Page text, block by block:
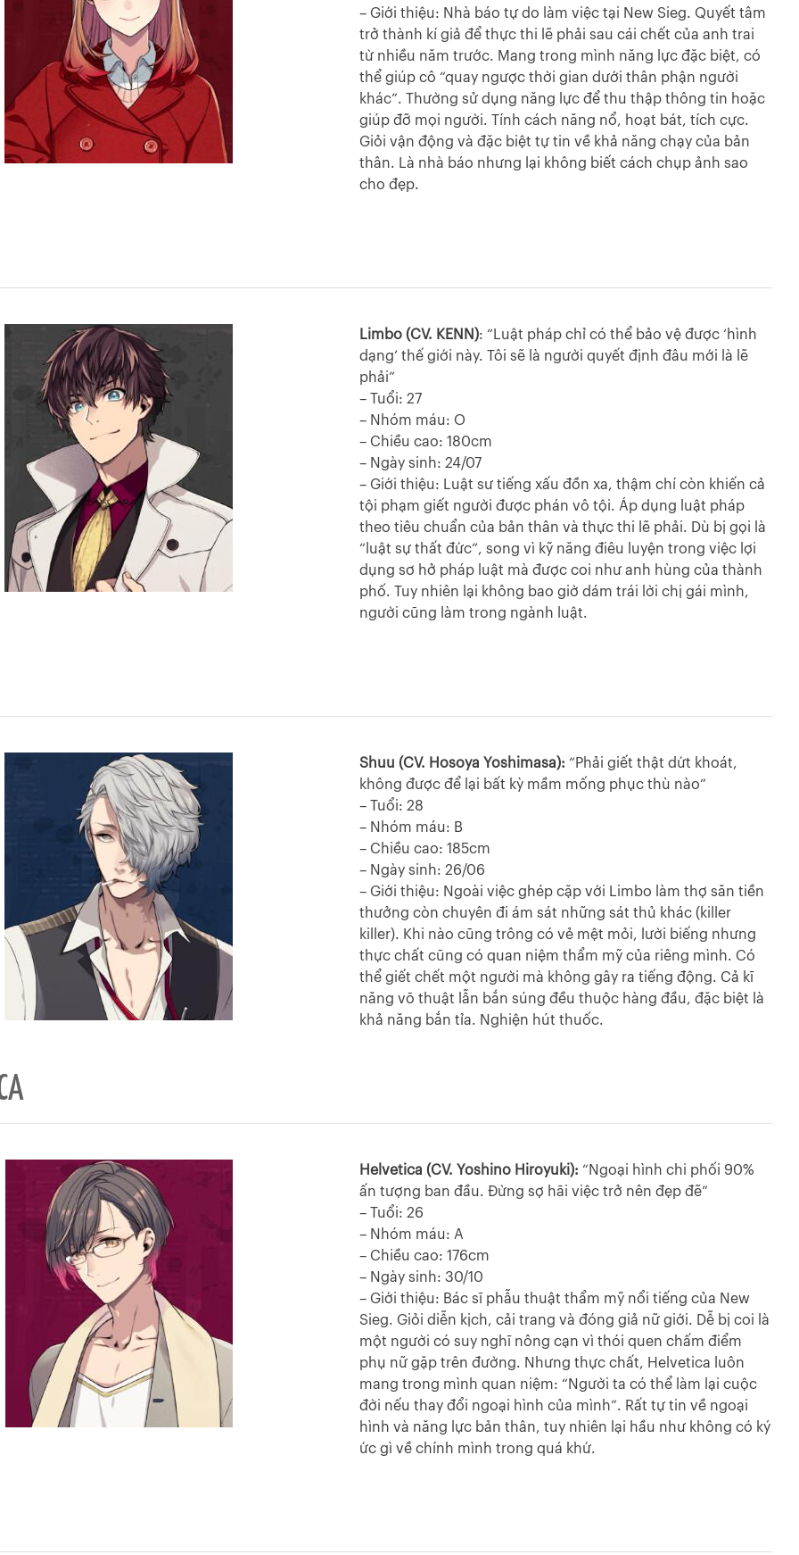
– Giới thiệu: Nhà báo tự do làm việc tại New Sieg. Quyết tâm
trở thành kí giả để thực thi lẽ phải sau cái chết của anh trai
từ nhiều năm trước. Mang trong mình năng lực đặc biệt, có
thể giúp cô “quay ngược thời gian dưới thân phận người
khác”. Thường sử dụng năng lực để thu thập thông tin hoặc
giúp đỡ mọi người. Tính cách năng nổ, hoạt bát, tích cực.
Giỏi vận động và đặc biệt tự tin về khả năng chạy của bản
thân. Là nhà báo nhưng lại không biết cách chụp ảnh sao
cho đẹp.
Limbo (CV. KENN): “Luật pháp chỉ có thể bảo vệ được ‘hình
dạng’ thế giới này. Tôi sẽ là người quyết định đâu mới là lẽ
phải”
– Tuổi: 27
– Nhóm máu: O
– Chiều cao: 180cm
– Ngày sinh: 24/07
– Giới thiệu: Luật sư tiếng xấu đồn xa, thậm chí còn khiến cả
tội phạm giết người được phán vô tội. Áp dụng luật pháp
theo tiêu chuẩn của bản thân và thực thi lẽ phải. Dù bị gọi là
“luật sự thất đức”, song vì kỹ năng điêu luyện trong việc lợi
dụng sơ hở pháp luật mà được coi như anh hùng của thành
phố. Tuy nhiên lại không bao giờ dám trái lời chị gái mình,
người cũng làm trong ngành luật.
Shuu (CV. Hosoya Yoshimasa): “Phải giết thật dứt khoát,
không được để lại bất kỳ mầm mống phục thù nào”
– Tuổi: 28
– Nhóm máu: B
– Chiều cao: 185cm
– Ngày sinh: 26/06
– Giới thiệu: Ngoài việc ghép cặp với Limbo làm thợ săn tiền
thưởng còn chuyên đi ám sát những sát thủ khác (killer
killer). Khi nào cũng trông có vẻ mệt mỏi, lười biếng nhưng
thực chất cũng có quan niệm thẩm mỹ của riêng mình. Có
thể giết chết một người mà không gây ra tiếng động. Cả kĩ
năng võ thuật lẫn bắn súng đều thuộc hàng đầu, đặc biệt là
khả năng bắn tỉa. Nghiện hút thuốc.
Helvetica (CV. Yoshino Hiroyuki): “Ngoại hình chi phối 90%
ấn tượng ban đầu. Đừng sợ hãi việc trở nên đẹp đẽ”
– Tuổi: 26
– Nhóm máu: A
– Chiều cao: 176cm
– Ngày sinh: 30/10
– Giới thiệu: Bác sĩ phẫu thuật thẩm mỹ nổi tiếng của New
Sieg. Giỏi diễn kịch, cải trang và đóng giả nữ giới. Dễ bị coi là
một người có suy nghĩ nông cạn vì thói quen chấm điểm
phụ nữ gặp trên đường. Nhưng thực chất, Helvetica luôn
mang trong mình quan niệm: “Người ta có thể làm lại cuộc
đời nếu thay đổi ngoại hình của mình”. Rất tự tin về ngoại
hình và năng lực bản thân, tuy nhiên lại hầu như không có ký
ức gì về chính mình trong quá khứ.